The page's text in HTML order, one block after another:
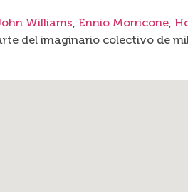
Williams Ennio Morricone
del imaginario colectivo de